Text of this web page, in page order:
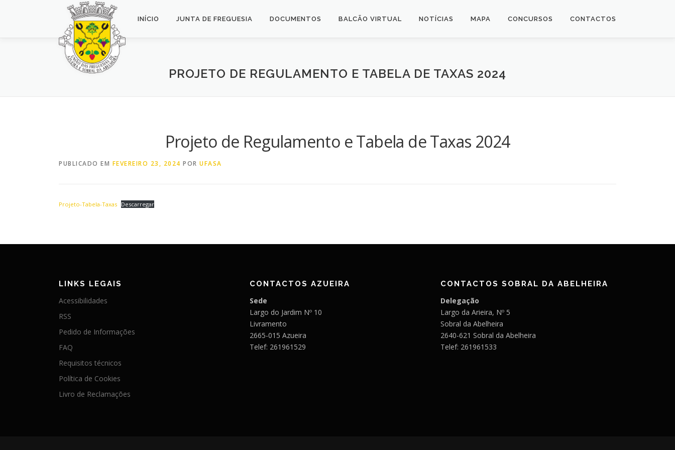
INÍCIO JUNTA DE FREGUESIA DOCUMENTOS BALCÃO VIRTUAL NOTÍCIAS MAPA CONCURSOS CONTACTOS
PROJETO DE REGULAMENTO E TABELA DE TAXAS 2024
Projeto de Regulamento e Tabela de Taxas 2024
PUBLICADO EM FEVEREIRO 23, 2024 POR UFASA
Projeto-Tabela-Taxas Descarregar
LINKS LEGAIS
Acessibilidades
RSS
Pedido de Informações
FAQ
Requisitos técnicos
Política de Cookies
Livro de Reclamações
CONTACTOS AZUEIRA
Sede
Largo do Jardim Nº 10
Livramento
2665-015 Azueira
Telef: 261961529
CONTACTOS SOBRAL DA ABELHEIRA
Delegação
Largo da Arieira, Nº 5
Sobral da Abelheira
2640-621 Sobral da Abelheira
Telef: 261961533